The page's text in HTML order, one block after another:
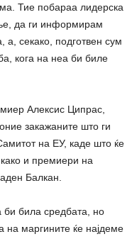
Тие побараа лидерска
да ги информирам
секако, подготвен сум
кога на неа би биле
Алексис Ципрас,
закажаните што ги
на ЕУ, каде што ќе
и премиери на
Балкан.
би била средбата, но
на маргините ќе најдеме